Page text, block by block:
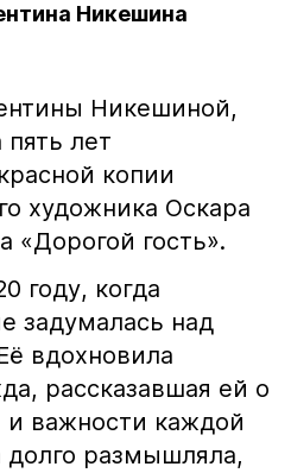
Никешина
Никешиной,
пять лет
копии
художника Оскара
гость».
году, когда
задумалась над
вдохновила
рассказавшая ей о
и важности каждой
долго размышляла,